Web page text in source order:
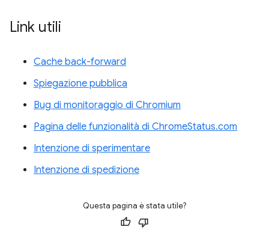
Link utili
Cache back-forward
Spiegazione pubblica
Bug di monitoraggio di Chromium
Pagina delle funzionalità di ChromeStatus.com
Intenzione di sperimentare
Intenzione di spedizione
Questa pagina è stata utile?